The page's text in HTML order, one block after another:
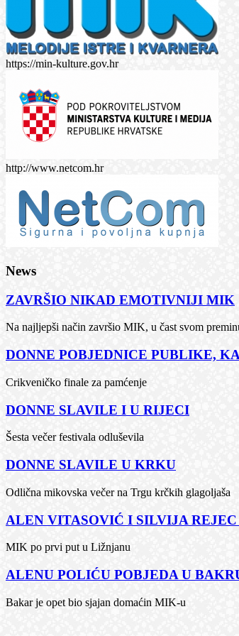
https://min-kulture.gov.hr
http://www.netcom.hr
News
ZAVRŠIO NIKAD EMOTIVNIJI MIK
Na najljepši način završio MIK, u čast svom
DONNE POBJEDNICE PUBLIKE,
Crikveničko finale za pamćenje
DONNE SLAVILE I U RIJECI
Šesta večer festivala odluševila
DONNE SLAVILE U KRKU
Odlična mikovska večer na Trgu krčkih glagoljaša
ALEN VITASOVIĆ I SILVIJA
MIK po prvi put u Ližnjanu
ALENU POLIĆU POBJEDA U
Bakar je opet bio sjajan domaćin MIK-u